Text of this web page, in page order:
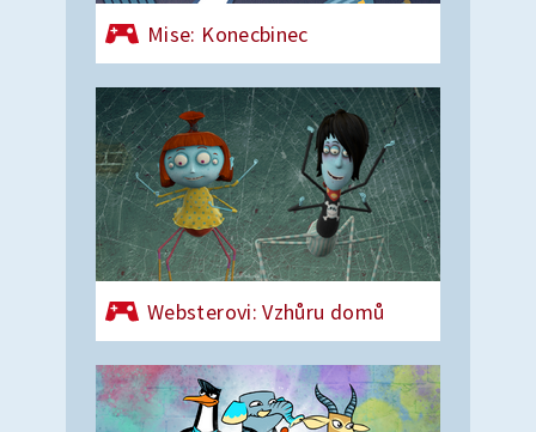
Mise: Konecbinec
Websterovi: Vzhůru domů